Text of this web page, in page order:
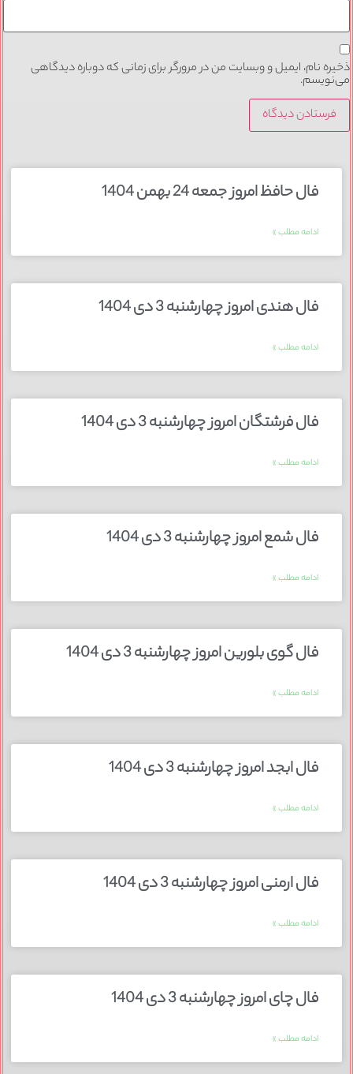
ذخیره نام، ایمیل و وبسایت من در مرورگر برای زمانی که دوباره دیدگاهی
می‌نویسم.
فال حافظ امروز جمعه 24 بهمن 1404
ادامه مطلب »
فال هندی امروز چهارشنبه 3 دی 1404
ادامه مطلب »
فال فرشتگان امروز چهارشنبه 3 دی 1404
ادامه مطلب »
فال شمع امروز چهارشنبه 3 دی 1404
ادامه مطلب »
فال گوی بلورین امروز چهارشنبه 3 دی 1404
ادامه مطلب »
فال ابجد امروز چهارشنبه 3 دی 1404
ادامه مطلب »
فال ارمنی امروز چهارشنبه 3 دی 1404
ادامه مطلب »
فال چای امروز چهارشنبه 3 دی 1404
ادامه مطلب »